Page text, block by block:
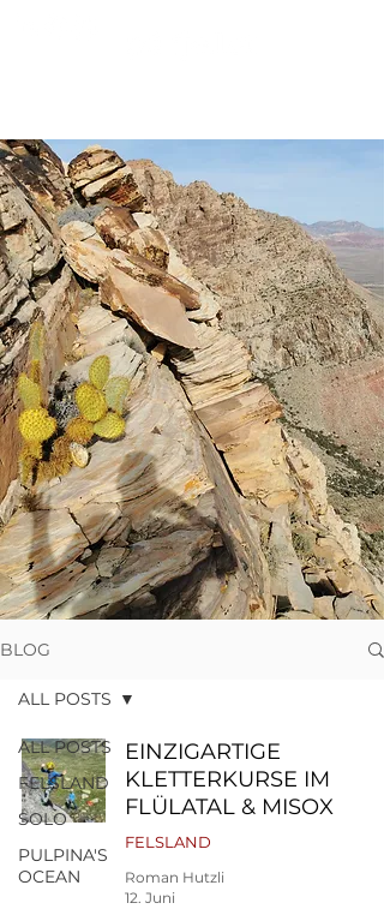
BLOG
ALL POSTS
FELSLAND
SOLO
PULPINA'S
OCEAN
ALL POSTS
EINZIGARTIGE
KLETTERKURSE IM
FLÜLATAL & MISOX
FELSLAND
Roman Hutzli
12. Juni